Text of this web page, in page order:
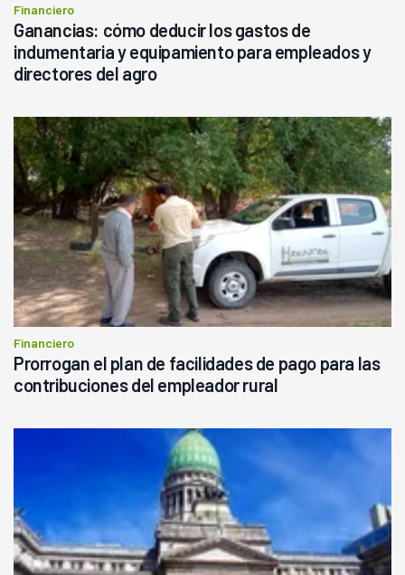
Financiero
Ganancias: cómo deducir los gastos de
indumentaria y equipamiento para empleados y
directores del agro
Financiero
Prorrogan el plan de facilidades de pago para las
contribuciones del empleador rural